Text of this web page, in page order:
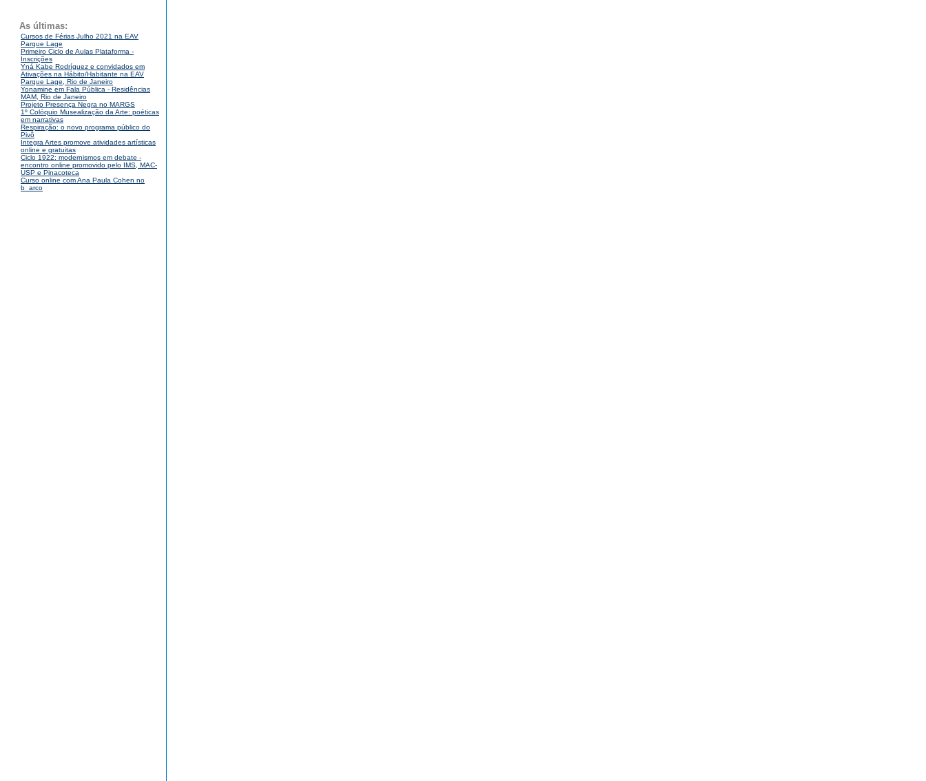
As últimas:
Cursos de Férias Julho 2021 na EAV
Parque Lage
Primeiro Ciclo de Aulas Plataforma -
Inscrições
Yná Kabe Rodríguez e convidados em
Ativações na Hábito/Habitante na EAV
Parque Lage, Rio de Janeiro
Yonamine em Fala Pública - Residências
MAM, Rio de Janeiro
Projeto Presença Negra no MARGS
1º Colóquio Musealização da Arte: poéticas
em narrativas
Respiração: o novo programa público do
Pivô
Integra Artes promove atividades artísticas
online e gratuitas
Ciclo 1922: modernismos em debate -
encontro online promovido pelo IMS, MAC-
USP e Pinacoteca
Curso online com Ana Paula Cohen no
b_arco